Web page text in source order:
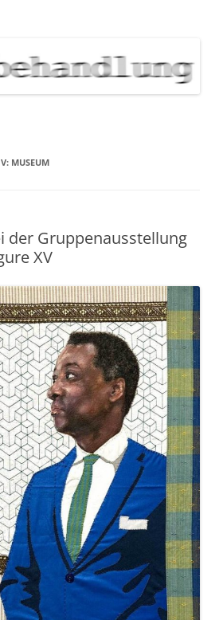
NEWS
MUSEUM
der Gruppenausstellung
XV